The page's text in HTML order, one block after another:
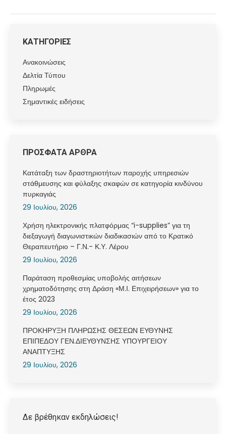
ΚΑΤΗΓΟΡΙΕΣ
Ανακοινώσεις
Δελτία Τύπου
Πληρωμές
Σημαντικές ειδήσεις
ΠΡΟΣΦΑΤΑ ΑΡΘΡΑ
Κατάταξη των δραστηριοτήτων παροχής υπηρεσιών
στάθμευσης και φύλαξης σκαφών σε κατηγορία κινδύνου
πυρκαγιάς
29 Ιουλίου, 2026
Χρήση ηλεκτρονικής πλατφόρμας “i-supplies” για τη
διεξαγωγή διαγωνιστικών διαδικασιών από το Κρατικό
Θεραπευτήριο – Γ.Ν.- Κ.Υ. Λέρου
29 Ιουλίου, 2026
Παράταση προθεσμίας υποβολής αιτήσεων
χρηματοδότησης στη Δράση «Μ.Ι. Επιχειρήσεων» για το
έτος 2023
29 Ιουλίου, 2026
ΠΡΟΚΗΡΥΞΗ ΠΛΗΡΩΣΗΣ ΘΕΣΕΩΝ ΕΥΘΥΝΗΣ
ΕΠΙΠΕΔΟΥ ΓΕΝ.ΔΙΕΥΘΥΝΣΗΣ ΥΠΟΥΡΓΕΙΟΥ
ΑΝΑΠΤΥΞΗΣ
29 Ιουλίου, 2026
Δε βρέθηκαν εκδηλώσεις!